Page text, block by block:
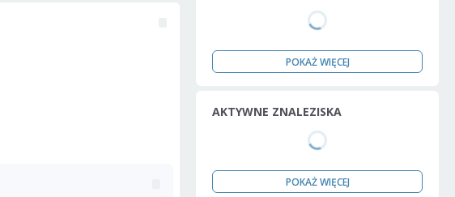
POKAŻ WIĘCEJ
AKTYWNE ZNALEZISKA
POKAŻ WIĘCEJ